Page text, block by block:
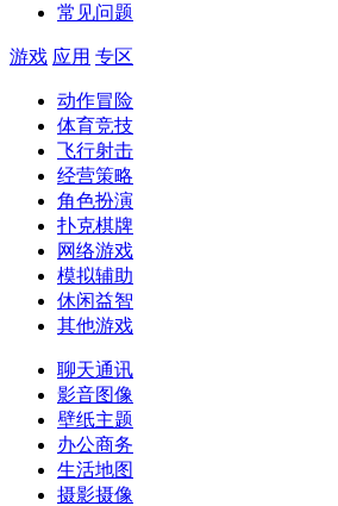
常见问题
游戏 应用 专区
动作冒险
体育竞技
飞行射击
经营策略
角色扮演
扑克棋牌
网络游戏
模拟辅助
休闲益智
其他游戏
聊天通讯
影音图像
壁纸主题
办公商务
生活地图
摄影摄像